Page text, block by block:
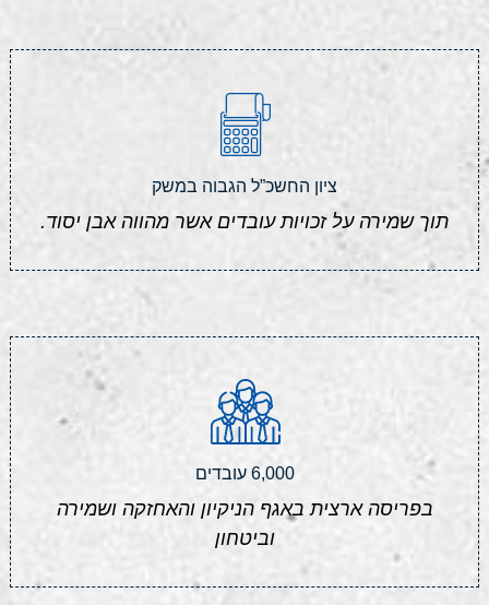
ציון החשכ”ל הגבוה במשק
תוך שמירה על זכויות עובדים אשר מהווה אבן יסוד.
6,000 עובדים
בפריסה ארצית באגף הניקיון והאחזקה ושמירה
וביטחון